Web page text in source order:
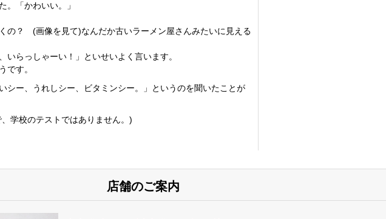
。「かわいい。」
の？ (画像を見て)なんだか古いラーメン屋さんみたいに見える
いらっしゃーい！」といせいよく言います。
です。
シー、うれしシー、ビタミンシー。」というのを聞いたことが
学校のテストではありません。)
店舗のご案内